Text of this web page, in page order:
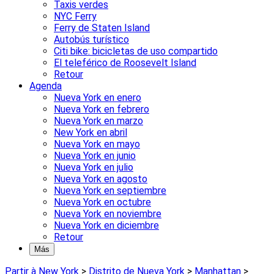
Taxis verdes
NYC Ferry
Ferry de Staten Island
Autobús turístico
Citi bike: bicicletas de uso compartido
El teleférico de Roosevelt Island
Retour
Agenda
Nueva York en enero
Nueva York en febrero
Nueva York en marzo
New York en abril
Nueva York en mayo
Nueva York en junio
Nueva York en julio
Nueva York en agosto
Nueva York en septiembre
Nueva York en octubre
Nueva York en noviembre
Nueva York en diciembre
Retour
Más
Partir à New York > Distrito de Nueva York > Manhattan >